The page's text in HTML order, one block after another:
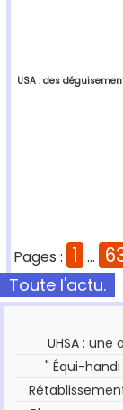
USA : des
Pages : 1 ...
Toute l'actu.
UHSA :
" Équi-